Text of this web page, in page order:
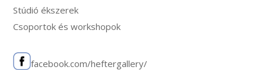
Stúdió ékszerek
Csoportok és workshopok
facebook.com/heftergallery/